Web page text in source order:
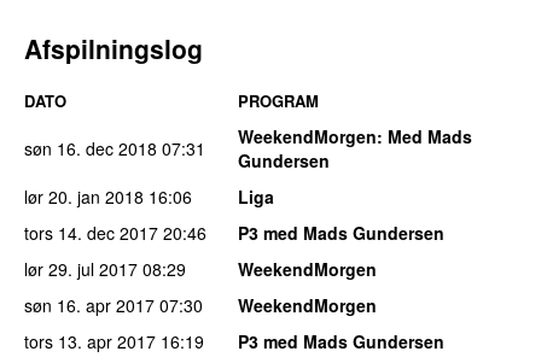
Afspilningslog
DATO PROGRAM
søn 16. dec 2018 07:31 WeekendMorgen: Med Mads
Gundersen
lør 20. jan 2018 16:06
Liga
tors 14. dec 2017 20:46
P3 med Mads Gundersen
lør 29. jul 2017 08:29
WeekendMorgen
søn 16. apr 2017 07:30
WeekendMorgen
tors 13. apr 2017 16:19
P3 med Mads Gundersen